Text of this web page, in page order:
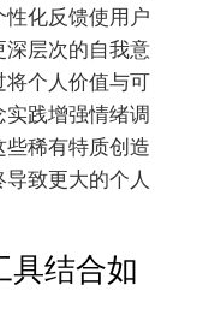
化反馈使用户
层次的自我意
个人价值与可
践增强情绪调
稀有特质创造
致更大的个人
具结合如